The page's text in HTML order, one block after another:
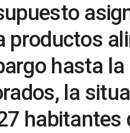
productos
hasta
la
habitantes